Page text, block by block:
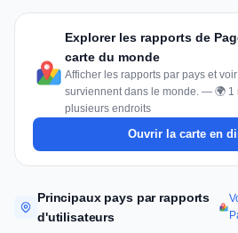
Explorer les rapports de
carte du monde
Afficher les rapports par pays et
surviennent dans le monde. — 🌍 1
plusieurs endroits
Ouvrir la carte en
Principaux pays par rapports
d'utilisateurs